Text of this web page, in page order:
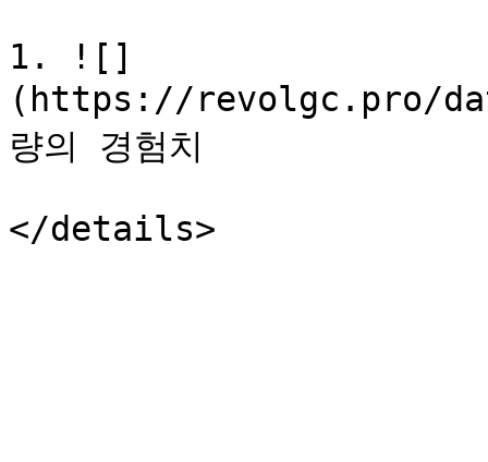
1. ![]
(https://revolgc.pro/
량의 경험치